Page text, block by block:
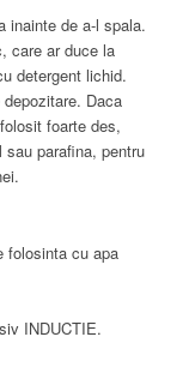
inainte de a-l spala.
care ar duce la
detergent lichid.
Daca
foarte des,
parafina, pentru
folosinta cu apa
INDUCTIE.